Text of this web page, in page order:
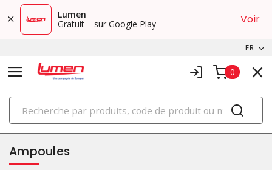
Lumen
Gratuit – sur Google Play
Voir
FR
0
PRODUITS
éclairage
Ampoules